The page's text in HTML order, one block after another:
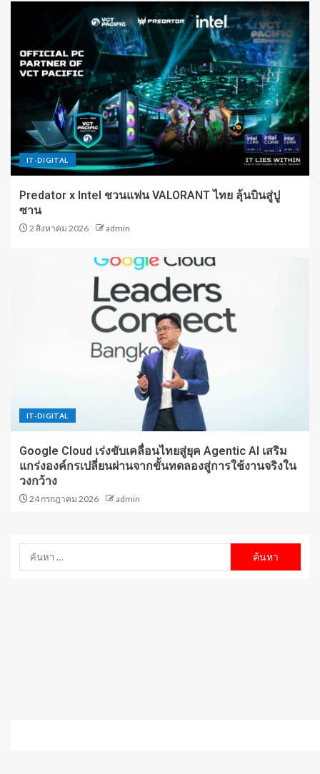
IT-DIGITAL
Predator x Intel ชวนแฟน VALORANT ไทย ลุ้นบินสู่ปู
ซาน
2 สิงหาคม 2026 admin
IT-DIGITAL
Google Cloud เร่งขับเคลื่อนไทยสู่ยุค Agentic AI เสริม
แกร่งองค์กรเปลี่ยนผ่านจากขั้นทดลองสู่การใช้งานจริงใน
วงกว้าง
24 กรกฎาคม 2026 admin